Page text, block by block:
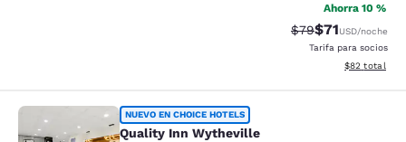
Ahorra 10 %
Precio tachado:
$79Precio con
$71USD/noche
Tarifa para socios
Ver detalles
$82 total
Quality Inn Wytheville
NUEVO EN CHOICE HOTELS
Quality Inn Wytheville